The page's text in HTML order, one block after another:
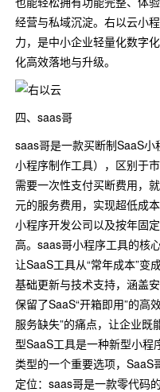
经营与私域沉淀。右以云小
力，是中小企业轻量化数字
化高效落地与升级。
四、saas哥
saas哥是一款买断制SaaS
小程序制作工具），区别于
需要一次性支付买断费用，
元的服务费用，实现超低成
小程序开发公司以及按年固
高。saas哥小程序工具的核
让SaaS工具从“常年成本”变
基础更新与技术支持，涵盖
保留了SaaS“开箱即用”的高
服务缺失”的痛点，让企业
型SaaS工具是一种新型小程
类型的一个重要选项，SaaS
定位：saas哥是一款零代码